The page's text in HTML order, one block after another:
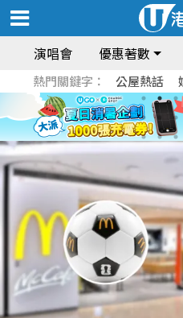
演唱會 優惠著數
熱門關鍵字： 公屋熱話